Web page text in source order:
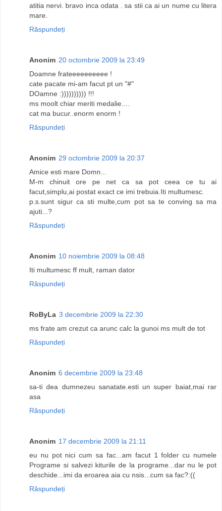
atitia nervi. bravo inca odata . sa stii ca ai un nume cu litera
mare.
Răspundeți
Anonim 20 octombrie 2009 la 23:49
Doamne frateeeeeeeeee !
cate pacate mi-am facut pt un "#"
DOamne :)))))))))) !!!
ms moolt chiar meriti medalie....
cat ma bucur..enorm enorm !
Răspundeți
Anonim 29 octombrie 2009 la 20:37
Amice esti mare Domn...
M-m chinuit ore pe net ca sa pot ceea ce tu ai
facut,simplu,ai postat exact ce imi trebuia.Iti multumesc.
p.s.sunt sigur ca sti multe,cum pot sa te conving sa ma
ajuti...?
Răspundeți
Anonim 10 noiembrie 2009 la 08:48
Iti multumesc ff mult, raman dator
Răspundeți
RoByLa 3 decembrie 2009 la 22:30
ms frate am crezut ca arunc calc la gunoi ms mult de tot
Răspundeți
Anonim 6 decembrie 2009 la 23:48
sa-ti dea dumnezeu sanatate.esti un super baiat,mai rar
asa
Răspundeți
Anonim 17 decembrie 2009 la 21:11
eu nu pot nici cum sa fac...am facut 1 folder cu numele
Programe si salvezi kiturile de la programe...dar nu le pot
deschide...imi da eroarea aia cu nsis...cum sa fac?:((
Răspundeți